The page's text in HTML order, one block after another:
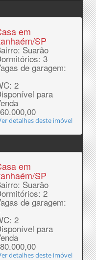
em
SP
Suarão
3
de garagem:
2
para
detalhes deste imóvel
em
SP
Suarão
2
de garagem:
2
para
detalhes deste imóvel